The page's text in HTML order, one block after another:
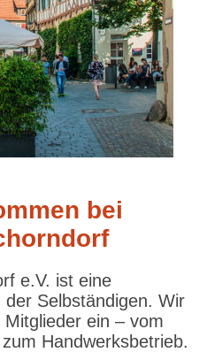
bei
e.V. ist eine
Selbständigen. Wir
ein – vom
Handwerksbetrieb.